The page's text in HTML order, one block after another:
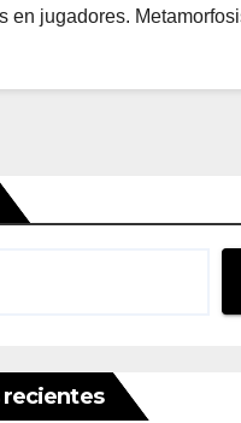
en jugadores.
recientes